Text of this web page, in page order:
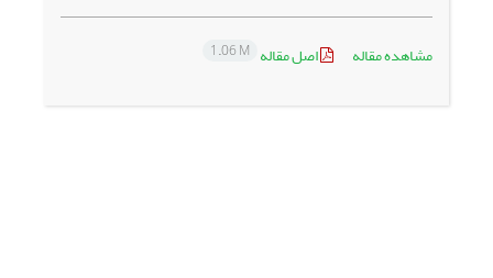
مشاهده مقاله اصل مقاله 1.06 M